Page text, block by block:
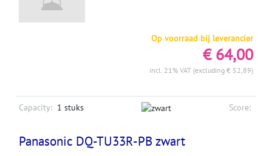
Op voorraad bij leverancier
€ 64,00
incl. 21% VAT (excluding € 52,89)
Capacity: 1 stuks Score:
Panasonic DQ-TU33R-PB zwart